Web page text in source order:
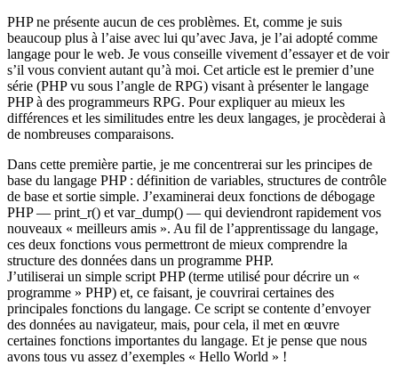
PHP ne présente aucun de ces problèmes. Et, comme je suis
beaucoup plus à l’aise avec lui qu’avec Java, je l’ai adopté comme
langage pour le web. Je vous conseille vivement d’essayer et de voir
s’il vous convient autant qu’à moi. Cet article est le premier d’une
série (PHP vu sous l’angle de RPG) visant à présenter le langage
PHP à des programmeurs RPG. Pour expliquer au mieux les
différences et les similitudes entre les deux langages, je procèderai à
de nombreuses comparaisons.
Dans cette première partie, je me concentrerai sur les principes de
base du langage PHP : définition de variables, structures de contrôle
de base et sortie simple. J’examinerai deux fonctions de débogage
PHP — print_r() et var_dump() — qui deviendront rapidement vos
nouveaux « meilleurs amis ». Au fil de l’apprentissage du langage,
ces deux fonctions vous permettront de mieux comprendre la
structure des données dans un programme PHP.
J’utiliserai un simple script PHP (terme utilisé pour décrire un «
programme » PHP) et, ce faisant, je couvrirai certaines des
principales fonctions du langage. Ce script se contente d’envoyer
des données au navigateur, mais, pour cela, il met en œuvre
certaines fonctions importantes du langage. Et je pense que nous
avons tous vu assez d’exemples « Hello World » !